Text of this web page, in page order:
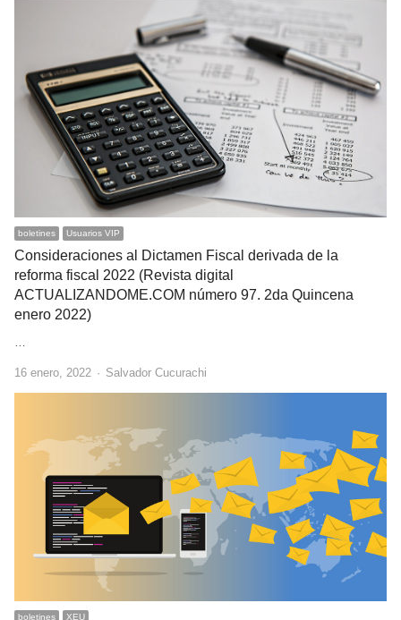
boletines Usuarios VIP
Consideraciones al Dictamen Fiscal derivada de la
reforma fiscal 2022 (Revista digital
ACTUALIZANDOME.COM número 97. 2da Quincena
enero 2022)
16 enero, 2022 Author
Salvador Cucurachi
boletines XEU